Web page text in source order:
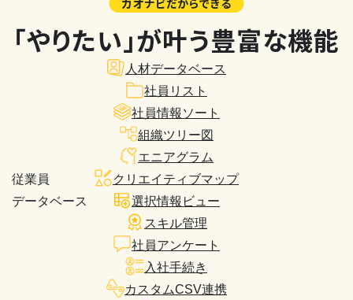
カオナビだからできる
「やりたい」が叶う豊富な機能
従業員
データベース
人材データベース
社員リスト
社員情報ソート
組織ツリー図
エニアグラム
クリエイティブマップ
選択情報ビュー
スキル管理
社員アンケート
入社手続き
カスタムCSV連携